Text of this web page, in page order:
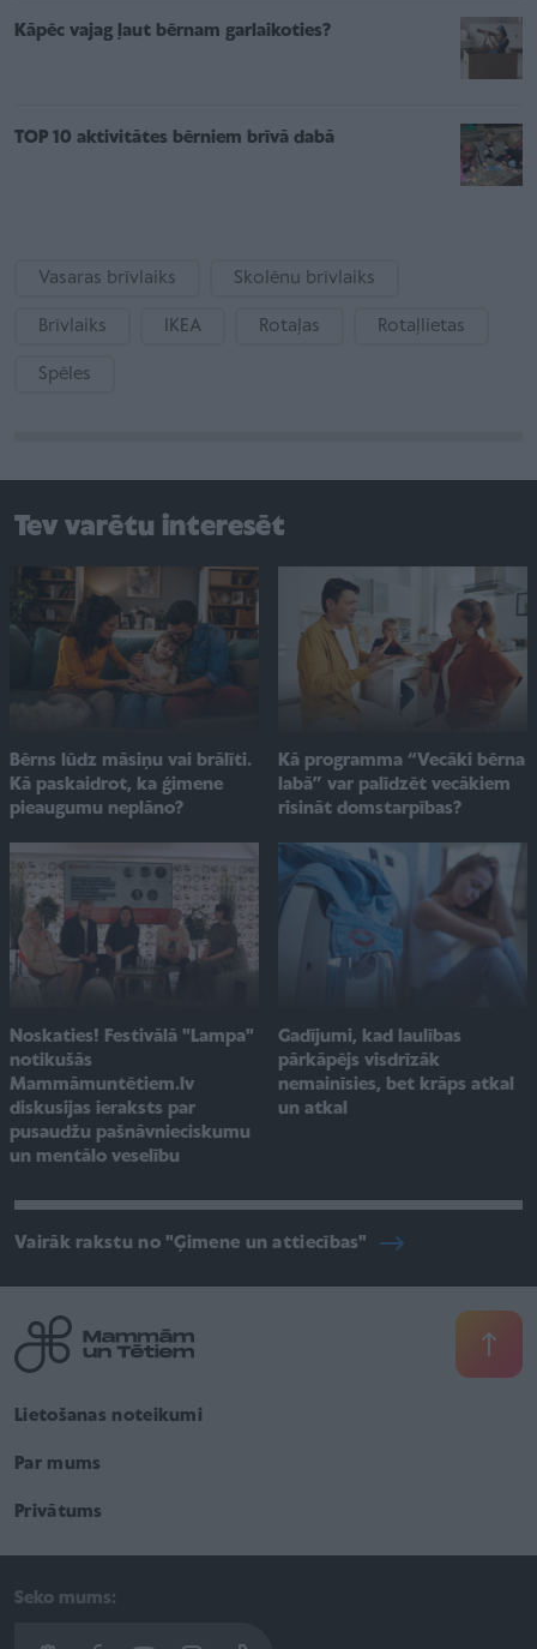
Kāpēc vajag ļaut bērnam garlaikoties?
TOP 10 aktivitātes bērniem brīvā dabā
Vasaras brīvlaiks Skolēnu brīvlaiks
Brīvlaiks IKEA Rotaļas Rotaļlietas
Spēles
Tev varētu interesēt
Bērns lūdz māsiņu vai brālīti.
Kā paskaidrot, ka ģimene
pieaugumu neplāno?
Kā programma “Vecāki bērna
labā” var palīdzēt vecākiem
risināt domstarpības?
Noskaties! Festivālā "Lampa"
notikušās
Mammāmuntētiem.lv
diskusijas ieraksts par
pusaudžu pašnāvnieciskumu
un mentālo veselību
Gadījumi, kad laulības
pārkāpējs visdrīzāk
nemainīsies, bet krāps atkal
un atkal
Vairāk rakstu no "Ģimene un attiecības"
Lietošanas noteikumi
Par mums
Privātums
Seko mums: